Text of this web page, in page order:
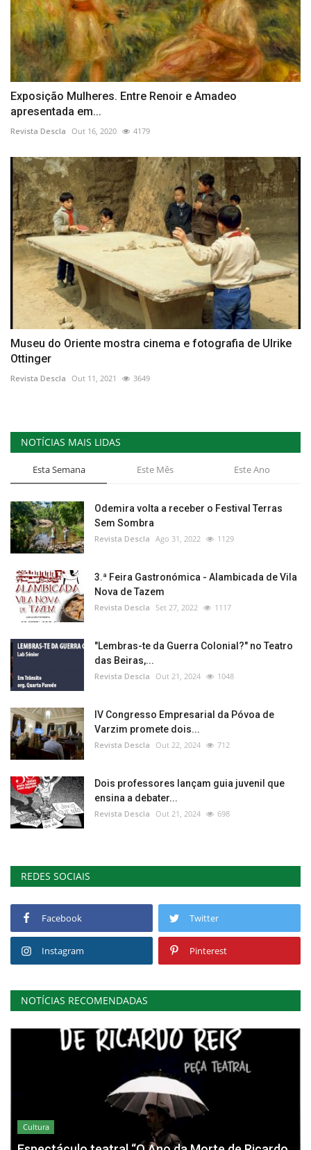
Exposição Mulheres. Entre Renoir e Amadeo
apresentada em...
Revista Descla Out 16, 2020 4179
Museu do Oriente mostra cinema e fotografia de Ulrike
Ottinger
Revista Descla Out 11, 2021 3649
NOTÍCIAS MAIS LIDAS
Esta Semana Este Mês Este Ano
Odemira volta a receber o Festival Terras
Sem Sombra
Revista Descla Ago 31, 2022 1129
3.ª Feira Gastronómica - Alambicada de Vila
Nova de Tazem
Revista Descla Set 27, 2022 1117
"Lembras-te da Guerra Colonial?" no Teatro
das Beiras,...
Revista Descla Out 21, 2024 1048
IV Congresso Empresarial da Póvoa de
Varzim promete dois...
Revista Descla Out 22, 2024 712
Dois professores lançam guia juvenil que
ensina a debater...
Revista Descla Out 21, 2024 698
REDES SOCIAIS
Facebook Twitter
Instagram Pinterest
NOTÍCIAS RECOMENDADAS
Cultura